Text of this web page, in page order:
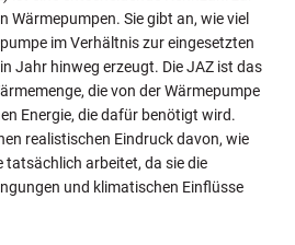
Wärmepumpen. Sie gibt an, wie viel
im Verhältnis zur eingesetzten
Jahr hinweg erzeugt. Die JAZ ist das
die von der Wärmepumpe
Energie, die dafür benötigt wird.
realistischen Eindruck davon, wie
tatsächlich arbeitet, da sie die
und klimatischen Einflüsse